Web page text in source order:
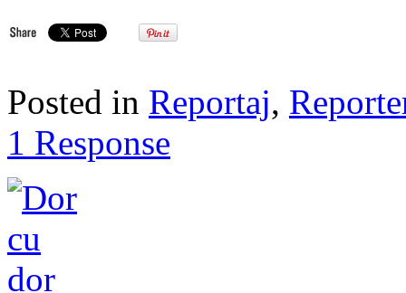
Posted in Reportaj,
1 Response